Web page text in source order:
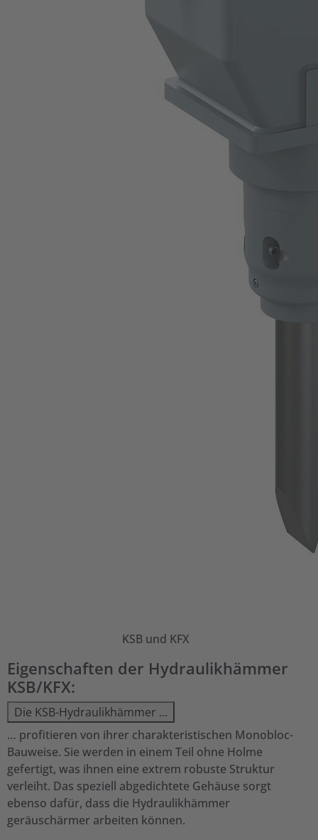
KSB und KFX
Eigenschaften der Hydraulikhämmer
KSB/KFX:
Die KSB-Hydraulikhämmer …
… profitieren von ihrer charakteristischen Monobloc-
Bauweise. Sie werden in einem Teil ohne Holme
gefertigt, was ihnen eine extrem robuste Struktur
verleiht. Das speziell abgedichtete Gehäuse sorgt
ebenso dafür, dass die Hydraulikhämmer
geräuschärmer arbeiten können.